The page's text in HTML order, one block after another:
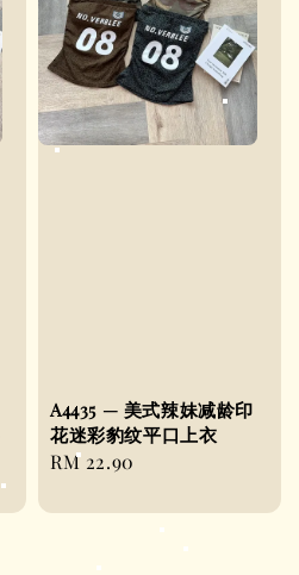
A4435 — 美式辣妹减龄印
花迷彩豹纹平口上衣
Regular
RM 22.90